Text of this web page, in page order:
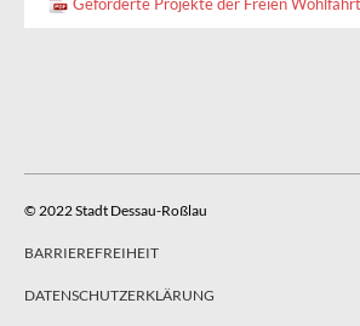
Geförderte Projekte der Freien
© 2022 Stadt Dessau-Roßlau
BARRIEREFREIHEIT
DATENSCHUTZERKLÄRUNG